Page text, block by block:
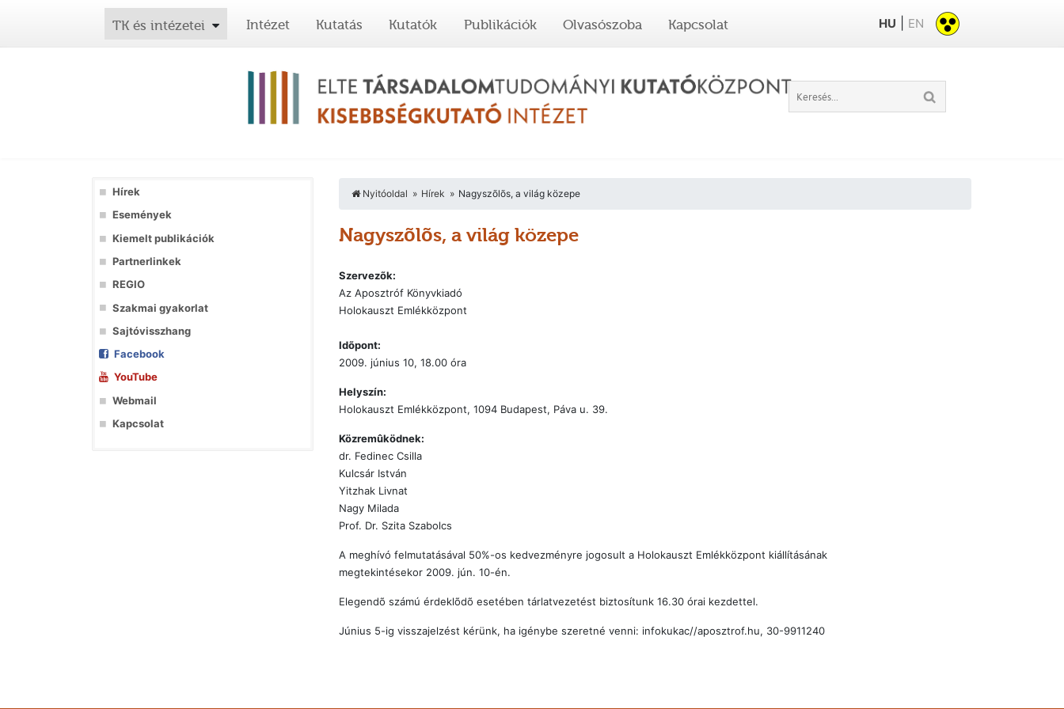
TK és intézetei Intézet Kutatás Kutatók Publikációk Olvasószoba Kapcsolat HU EN
Hírek
Események
Kiemelt publikációk
Partnerlinkek
REGIO
Szakmai gyakorlat
Sajtóvisszhang
Facebook
YouTube
Webmail
Kapcsolat
Nyitóoldal Hírek Nagyszõlõs, a világ közepe
Nagyszõlõs, a világ közepe
Szervezõk:
Az Aposztróf Könyvkiadó
Holokauszt Emlékközpont
Idõpont:
2009. június 10, 18.00 óra
Helyszín:
Holokauszt Emlékközpont, 1094 Budapest, Páva u. 39.
Közremûködnek:
dr. Fedinec Csilla
Kulcsár István
Yitzhak Livnat
Nagy Milada
Prof. Dr. Szita Szabolcs
A meghívó felmutatásával 50%-os kedvezményre jogosult a Holokauszt Emlékközpont kiállításának
megtekintésekor 2009. jún. 10-én.
Elegendõ számú érdeklõdõ esetében tárlatvezetést biztosítunk 16.30 órai kezdettel.
Június 5-ig visszajelzést kérünk, ha igénybe szeretné venni: infokukac//aposztrof.hu, 30-9911240